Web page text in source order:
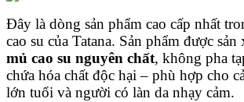
Đây là dòng sản phẩm cao cấp nhất
cao su của Tatana. Sản phẩm được sản
mủ cao su nguyên chất, không pha
chứa hóa chất độc hại – phù hợp cho
lớn tuổi và người có làn da nhạy cảm.